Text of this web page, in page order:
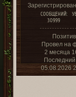
Зарегистрирован
СООБЩЕНИЙ:
30999
Провел на
2 месяца
Последний
05.08.2026